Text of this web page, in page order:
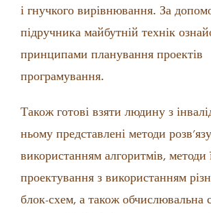
і гнучкого вирівнювання. За
підручника майбутній технік
принципами планування проектів
програмування.
Також готові взяти людину з
ньому представлені методи
використанням алгоритмів, методи
проектування з використанням
блок-схем, а також обчислювальна